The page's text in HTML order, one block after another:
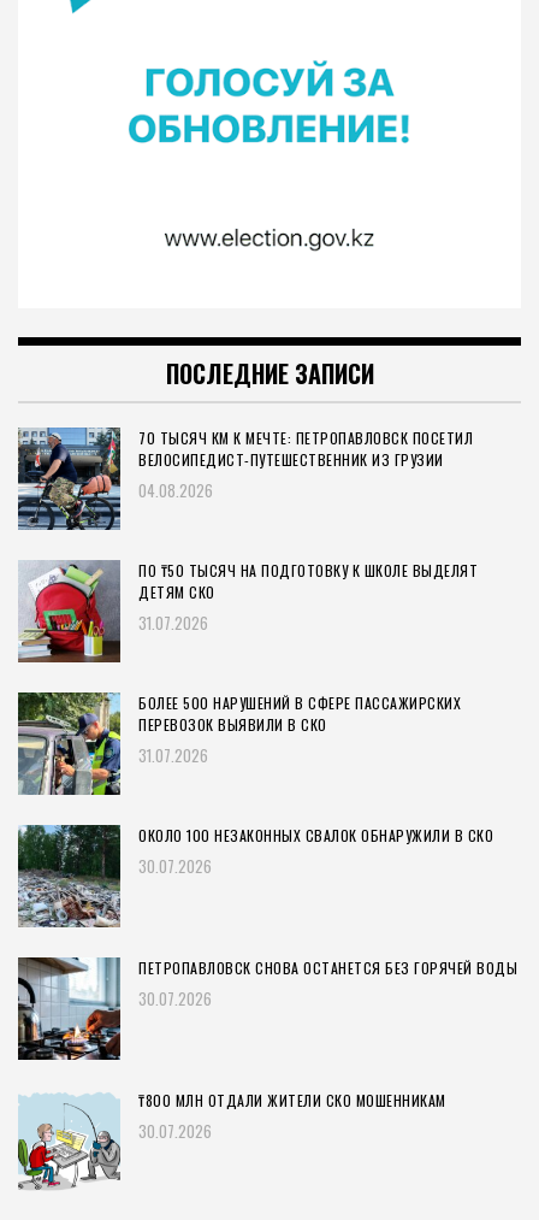
ПОСЛЕДНИЕ ЗАПИСИ
70 ТЫСЯЧ КМ К МЕЧТЕ: ПЕТРОПАВЛОВСК ПОСЕТИЛ
ВЕЛОСИПЕДИСТ-ПУТЕШЕСТВЕННИК ИЗ ГРУЗИИ
04.08.2026
ПО ₸50 ТЫСЯЧ НА ПОДГОТОВКУ К ШКОЛЕ ВЫДЕЛЯТ
ДЕТЯМ СКО
31.07.2026
БОЛЕЕ 500 НАРУШЕНИЙ В СФЕРЕ ПАССАЖИРСКИХ
ПЕРЕВОЗОК ВЫЯВИЛИ В СКО
31.07.2026
ОКОЛО 100 НЕЗАКОННЫХ СВАЛОК ОБНАРУЖИЛИ В СКО
30.07.2026
ПЕТРОПАВЛОВСК СНОВА ОСТАНЕТСЯ БЕЗ ГОРЯЧЕЙ ВОДЫ
30.07.2026
₸800 МЛН ОТДАЛИ ЖИТЕЛИ СКО МОШЕННИКАМ
30.07.2026